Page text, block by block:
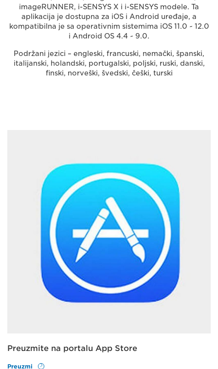
imageRUNNER, i-SENSYS X i i-SENSYS modele. Ta
aplikacija je dostupna za iOS i Android uređaje, a
kompatibilna je sa operativnim sistemima iOS 11.0 ~ 12.0
i Android OS 4.4 ~ 9.0.
Podržani jezici – engleski, francuski, nemački, španski,
italijanski, holandski, portugalski, poljski, ruski, danski,
finski, norveški, švedski, češki, turski
Preuzmite na portalu App Store
Preuzmi